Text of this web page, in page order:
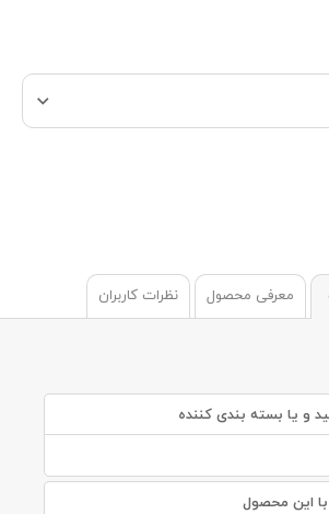
معرفی محصول نظرات کاربران
و یا بسته بندی کننده
این محصول